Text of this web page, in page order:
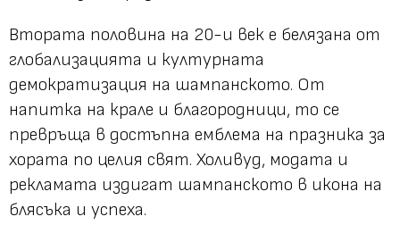
Втората половина на 20-и век е белязана от
глобализацията и културната
демократизация на шампанското. От
напитка на крале и благородници, то се
превръща в достъпна емблема на празника за
хората по целия свят. Холивуд, модата и
рекламата издигат шампанското в икона на
блясъка и успеха.